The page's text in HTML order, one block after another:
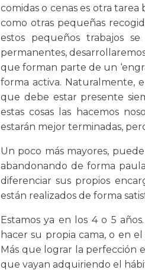
comidas o cenas es otra
como otras pequeñas
estos pequeños trabajos
permanentes,
que forman parte de un
forma activa. Naturalmente,
que debe estar presente
estas cosas las hacemos
estarán mejor terminadas,
Un poco más mayores,
abandonando de forma
diferenciar sus propios
están realizados de forma
Estamos ya en los 4 o 5
hacer su propia cama, o en
Más que lograr la perfección
que vayan adquiriendo el